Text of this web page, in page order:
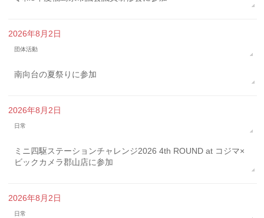
2026年8月2日
団体活動
南向台の夏祭りに参加
2026年8月2日
日常
ミニ四駆ステーションチャレンジ2026 4th ROUND at コジマ×
ビックカメラ郡山店に参加
2026年8月2日
日常